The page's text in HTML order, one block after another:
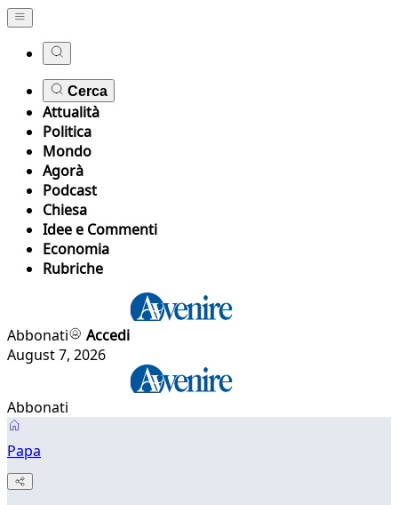
Cerca
Attualità
Politica
Mondo
Agorà
Podcast
Chiesa
Idee e Commenti
Economia
Rubriche
Abbonati
Accedi
August 7, 2026
Abbonati
Papa